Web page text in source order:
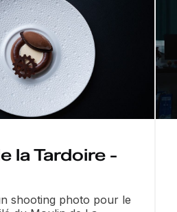
la Tardoire -
shooting photo pour le